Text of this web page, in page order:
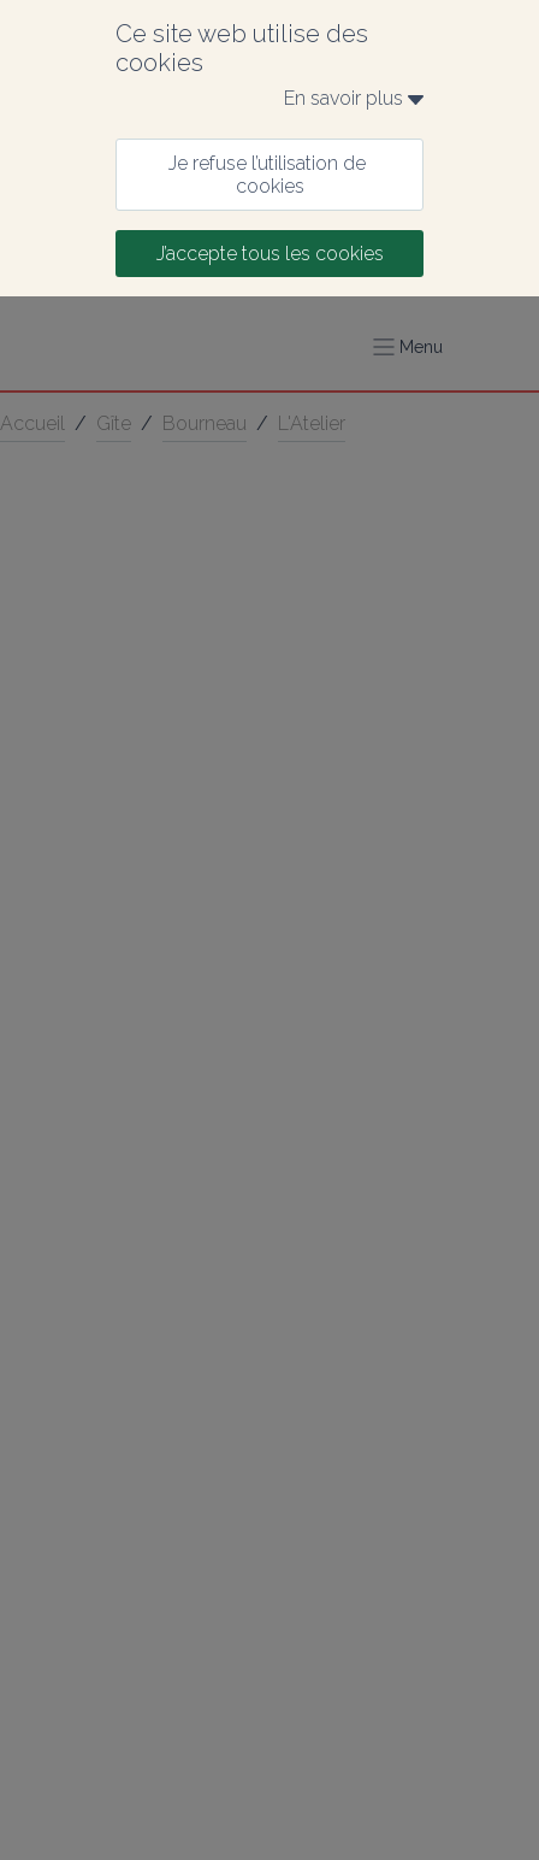
Ce site web utilise des
cookies
En savoir plus
Je refuse l’utilisation de
cookies
J’accepte tous les cookies
Menu
Accueil / Gîte / Bourneau / L'Atelier